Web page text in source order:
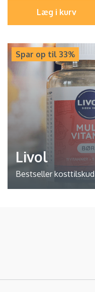
Læg i kurv
Spar op til 33%
Livol
Bestseller kosttilskud